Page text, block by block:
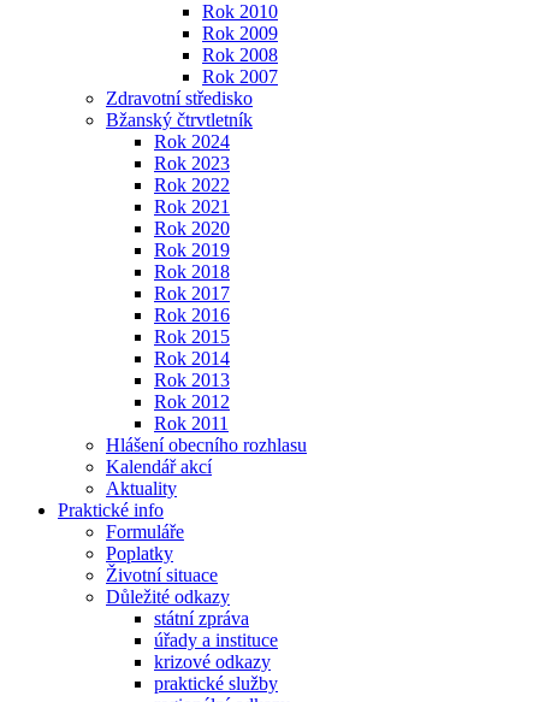
Rok 2010
Rok 2009
Rok 2008
Rok 2007
Zdravotní středisko
Bžanský čtrvtletník
Rok 2024
Rok 2023
Rok 2022
Rok 2021
Rok 2020
Rok 2019
Rok 2018
Rok 2017
Rok 2016
Rok 2015
Rok 2014
Rok 2013
Rok 2012
Rok 2011
Hlášení obecního rozhlasu
Kalendář akcí
Aktuality
Praktické info
Formuláře
Poplatky
Životní situace
Důležité odkazy
státní zpráva
úřady a instituce
krizové odkazy
praktické služby